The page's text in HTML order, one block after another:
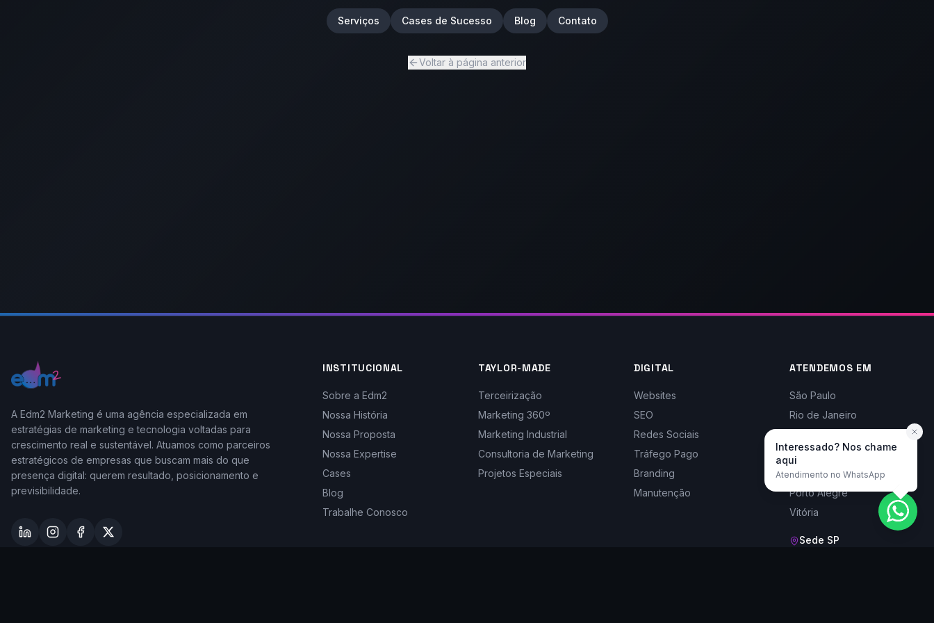
Interessado? Nos chame
aqui
Atendimento no WhatsApp
Serviços Cases de Sucesso Blog Contato
Voltar à página anterior
A Edm2 Marketing é uma agência especializada em
estratégias de marketing e tecnologia voltadas para
crescimento real e sustentável. Atuamos como parceiros
estratégicos de empresas que buscam mais do que
presença digital: querem resultado, posicionamento e
previsibilidade.
INSTITUCIONAL
Sobre a Edm2
Nossa História
Nossa Proposta
Nossa Expertise
Cases
Blog
Trabalhe Conosco
TAYLOR-MADE
Terceirização
Marketing 360º
Marketing Industrial
Consultoria de Marketing
Projetos Especiais
DIGITAL
Websites
SEO
Redes Sociais
Tráfego Pago
Branding
Manutenção
ATENDEMOS EM
São Paulo
Rio de Janeiro
Curitiba
Florianópolis
Porto Alegre
Vitória
Sede SP